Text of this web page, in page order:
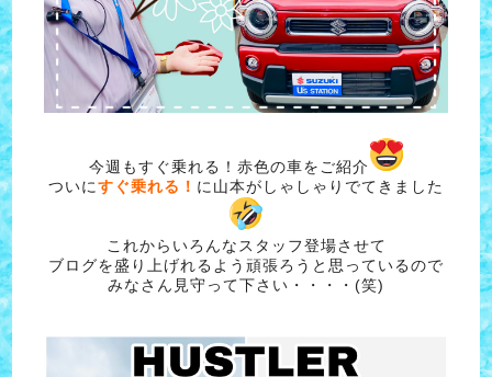
今週もすぐ乗れる！赤色の車をご紹介
ついにすぐ乗れる！ に山本がしゃしゃりでてきました
これからいろんなスタッフ登場させて
ブログを盛り上げれるよう頑張ろうと思っているので
みなさん見守って下さい・・・・(笑)